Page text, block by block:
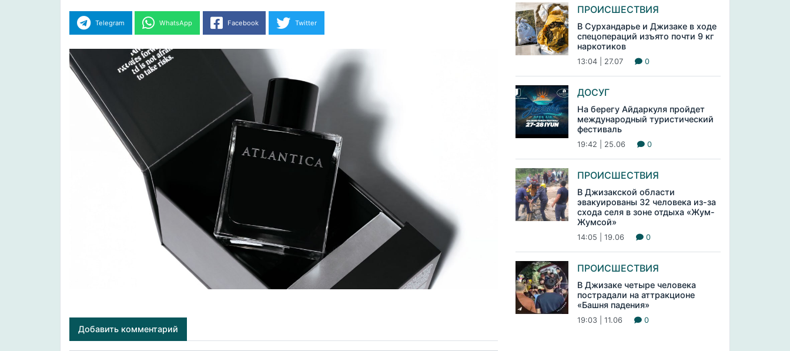
Telegram WhatsApp Facebook Twitter
Добавить комментарий
ПРОИСШЕСТВИЯ
В Сурхандарье и Джизаке в ходе
спецопераций изъято почти 9 кг
наркотиков
13:04 | 27.07 0
ДОСУГ
На берегу Айдаркуля пройдет
международный туристический
фестиваль
19:42 | 25.06 0
ПРОИСШЕСТВИЯ
В Джизакской области
эвакуированы 32 человека из-за
схода селя в зоне отдыха «Жум-
Жумсой»
14:05 | 19.06 0
ПРОИСШЕСТВИЯ
В Джизаке четыре человека
пострадали на аттракционе
«Башня падения»
19:03 | 11.06 0